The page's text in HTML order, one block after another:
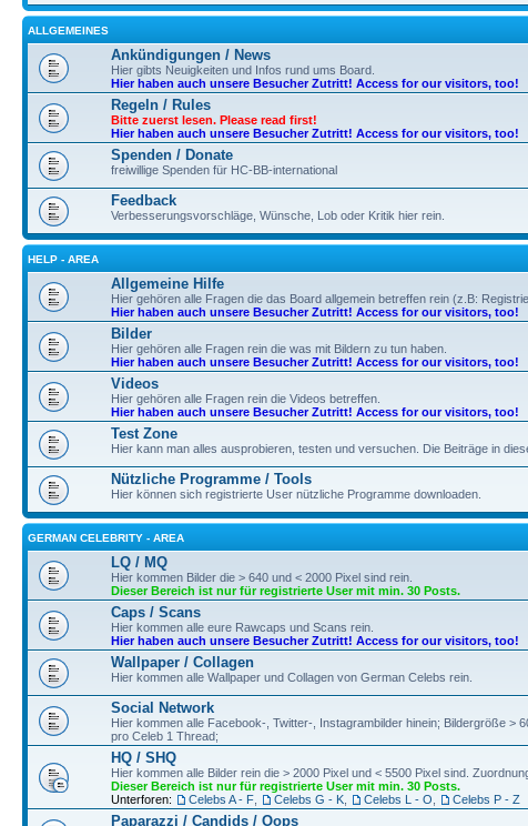
ALLGEMEINES
Ankündigungen / News
Hier gibts Neuigkeiten und Infos rund ums Board.
Hier haben auch unsere Besucher Zutritt! Access for our visitors, too!
Regeln / Rules
Bitte zuerst lesen. Please read first!
Hier haben auch unsere Besucher Zutritt! Access for our visitors, too!
Spenden / Donate
freiwillige Spenden für HC-BB-international
Feedback
Verbesserungsvorschläge, Wünsche, Lob oder Kritik hier rein.
HELP - AREA
Allgemeine Hilfe
Hier gehören alle Fragen die das Board allgemein betreffen rein (z.B:
Hier haben auch unsere Besucher Zutritt! Access for our visitors, too!
Bilder
Hier gehören alle Fragen rein die was mit Bildern zu tun haben.
Hier haben auch unsere Besucher Zutritt! Access for our visitors, too!
Videos
Hier gehören alle Fragen rein die Videos betreffen.
Hier haben auch unsere Besucher Zutritt! Access for our visitors, too!
Test Zone
Hier kann man alles ausprobieren, testen und versuchen. Die Beiträge in
Nützliche Programme / Tools
Hier können sich registrierte User nützliche Programme downloaden.
GERMAN CELEBRITY - AREA
LQ / MQ
Hier kommen Bilder die > 640 und < 2000 Pixel sind rein.
Dieser Bereich ist nur für registrierte User mit min. 30 Posts.
Caps / Scans
Hier kommen alle eure Rawcaps und Scans rein.
Hier haben auch unsere Besucher Zutritt! Access for our visitors, too!
Wallpaper / Collagen
Hier kommen alle Wallpaper und Collagen von German Celebs rein.
Social Network
Hier kommen alle Facebook-, Twitter-, Instagrambilder hinein; Bildergröße >
pro Celeb 1 Thread;
HQ / SHQ
Hier kommen alle Bilder rein die > 2000 Pixel und < 5500 Pixel sind.
Dieser Bereich ist nur für registrierte User mit min. 30 Posts.
Unterforen:
Celebs A - F Celebs G - K Celebs L - O Celebs P - Z
Paparazzi / Candids / Oops